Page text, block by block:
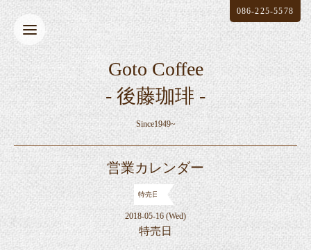
Goto Coffee
- 後藤珈琲 -
Since1949~
086-225-5578
営業カレンダー
特売日
2018-05-16 (Wed)
特売日